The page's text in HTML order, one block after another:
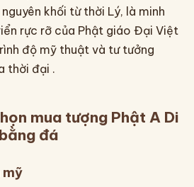
khối từ thời Lý, là minh
rực rỡ của Phật giáo Đại Việt
độ mỹ thuật và tư tưởng
thời đại .
mua tượng Phật A Di
đá
mỹ